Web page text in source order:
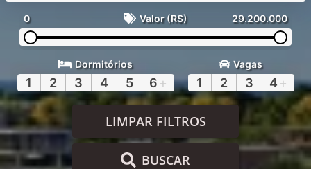
0 Valor (R$) 29.200.000
Dormitórios
1 2 3 4 5 6 +
Vagas
1 2 3 4 +
LIMPAR FILTROS
BUSCAR